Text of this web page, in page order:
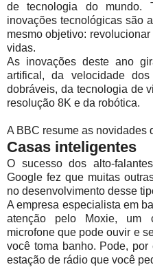
de tecnologia do mundo.
inovações tecnológicas são
mesmo objetivo:
vidas.
As inovações deste ano
artifical, da velocidade
dobráveis, da tecnologia de
resolução 8K e da robótica.
A BBC resume as novidades
Casas inteligentes
O sucesso dos alto-
Google fez que muitas
no desenvolvimento desse
A empresa especialista em
atenção pelo Moxie, um
microfone que pode ouvir e
você toma banho. Pode,
estação de rádio que você